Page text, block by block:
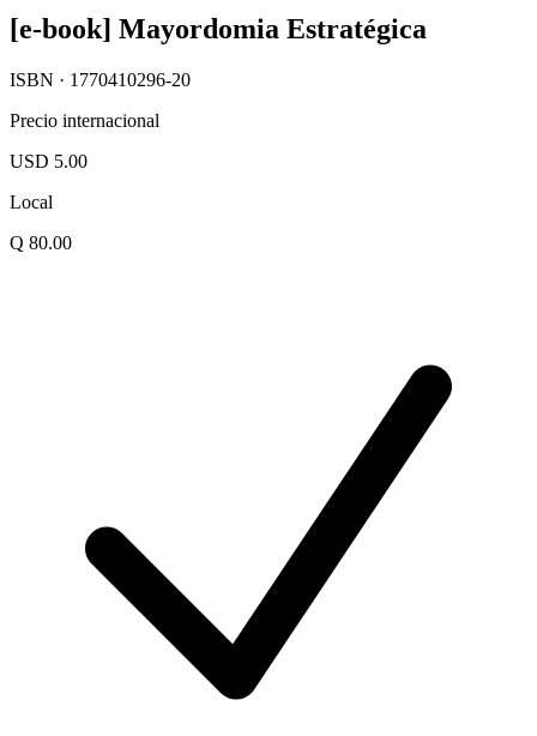
[e-book] Mayordomia Estratégica
ISBN · 1770410296-20
Precio internacional
USD 5.00
Local
Q 80.00